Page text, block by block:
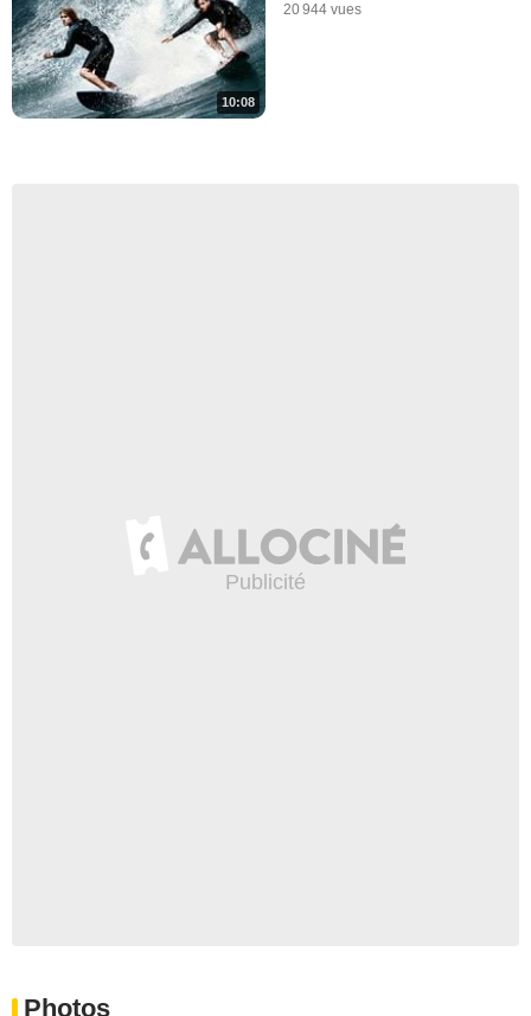
10:08
20 944 vues
Photos